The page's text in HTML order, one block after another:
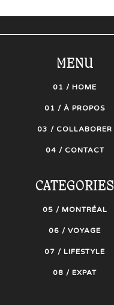
MENU
01 / HOME
01 / À PROPOS
03 / COLLABORER
04 / CONTACT
CATEGORIES
05 / MONTRÉAL
06 / VOYAGE
07 / LIFESTYLE
08 / EXPAT